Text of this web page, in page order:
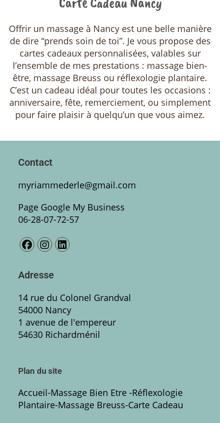
Offrir un massage à Nancy est une belle manière
de dire “prends soin de toi”. Je vous propose des
cartes cadeaux personnalisées, valables sur
l’ensemble de mes prestations : massage bien-
être, massage Breuss ou réflexologie plantaire.
C’est un cadeau idéal pour toutes les occasions :
anniversaire, fête, remerciement, ou simplement
pour faire plaisir à quelqu’un que vous aimez.
Contact
myriammederle@gmail.com
Page Google My Business
06-28-07-72-57
Adresse
14 rue du Colonel Grandval
54000 Nancy
1 avenue de l'empereur
54630 Richardménil
Plan du site
Accueil-Massage Bien Etre-Réflexologie
Plantaire-Massage Breuss-Carte Cadeau